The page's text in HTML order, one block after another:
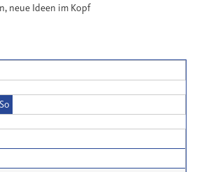
neue Ideen im Kopf
So